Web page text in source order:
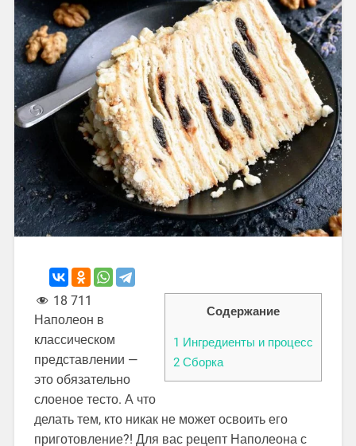
Содержание
1 Ингредиенты и процесс
2 Сборка
18 711
Наполеон в
классическом
представлении —
это обязательно
слоеное тесто. А что
делать тем, кто никак не может освоить его
приготовление?! Для вас рецепт Наполеона с